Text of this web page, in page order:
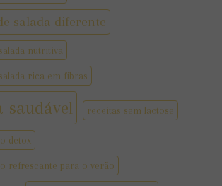
salada diferente
nutritiva
rica em fibras
saudável receitas sem lactose
detox
refrescante para o verão